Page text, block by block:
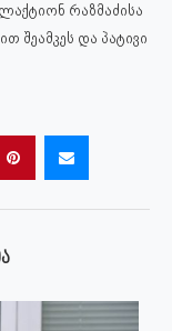
რაზმაძისა
შეამკეს და პატივი